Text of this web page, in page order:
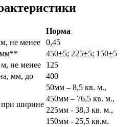
Норма
не менее
0,45
мм**
450±5; 225±5; 150±5
не менее
125
мм, до
400
при ширине
50мм – 8,5 кв. м.,
450мм – 76,5 кв. м.,
225мм - 38,3 кв. м.,
150мм - 25,5 кв.м.